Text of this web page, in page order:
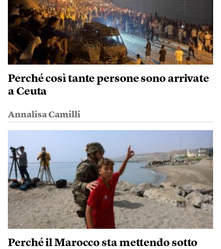
Perché così tante persone sono arrivate
a Ceuta
Annalisa Camilli
Perché il Marocco sta mettendo sotto